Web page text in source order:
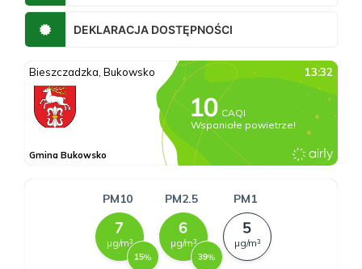
DEKLARACJA DOSTĘPNOŚCI